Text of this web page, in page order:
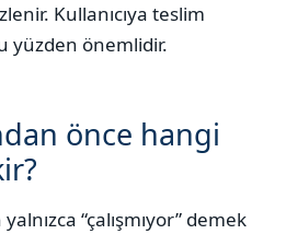
Kullanıcıya teslim
yüzden önemlidir.
önce hangi
“çalışmıyor” demek